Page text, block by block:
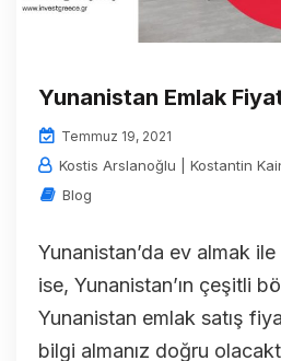
Yunanistan Emlak
Temmuz 19, 2021
Kostis Arslanoğlu | Kostantin
Blog
Yunanistan’da ev almak
ise, Yunanistan’ın çeşitli
Yunanistan emlak satış
bilgi almanız doğru